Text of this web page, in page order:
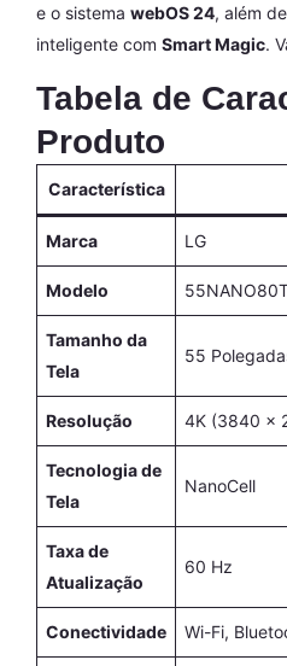
e o sistema webOS 24, além
inteligente com Smart Magic.
Tabela de
Produto
Característica
Marca LG
Modelo
Tamanho da
Tela
55
Resolução 4K (3840 x
Tecnologia de
Tela
NanoCell
Taxa de
Atualização
60 Hz
Conectividade Wi-Fi,